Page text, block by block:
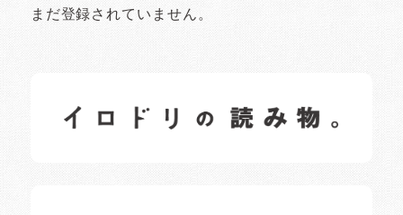
まだ登録されていません。
日常の様子など随時更新中です。